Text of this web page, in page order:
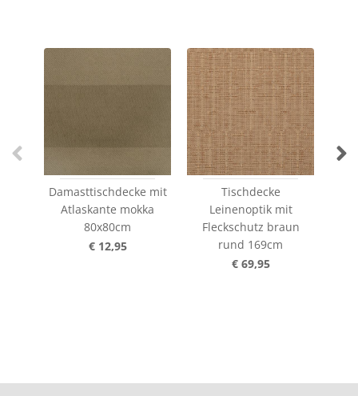
Damasttischdecke mit
Atlaskante mokka
80x80cm
€ 12,95
Tischdecke
Leinenoptik mit
Fleckschutz braun
rund 169cm
€ 69,95